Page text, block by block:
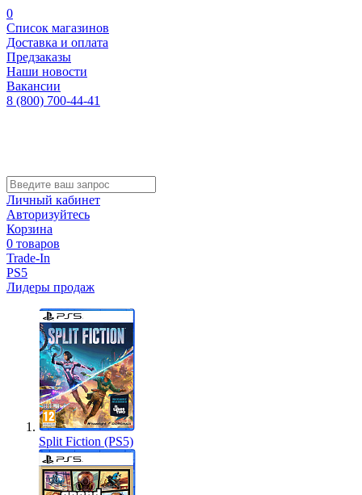
0
Список магазинов
Доставка и оплата
Предзаказы
Наши новости
Вакансии
8 (800) 700-44-41
Личный кабинет
Авторизуйтесь
Корзина
0 товаров
Trade-In
PS5
Лидеры продаж
Split Fiction (PS5)